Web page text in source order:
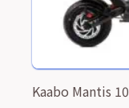
Kaabo Mantis